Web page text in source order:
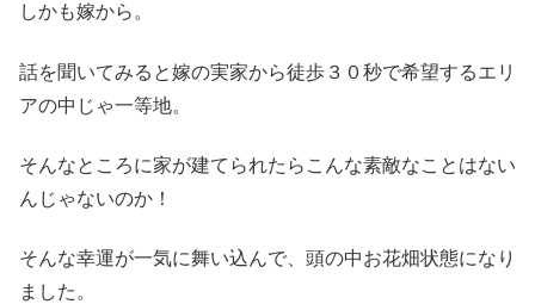
しかも嫁から。
話を聞いてみると嫁の実家から徒歩３０秒で希望するエリ
アの中じゃ一等地。
そんなところに家が建てられたらこんな素敵なことはない
んじゃないのか！
そんな幸運が一気に舞い込んで、頭の中お花畑状態になり
ました。